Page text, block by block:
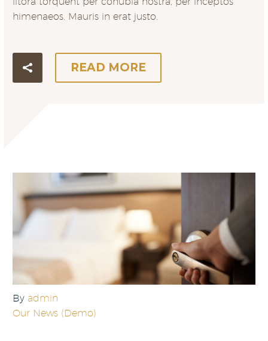
himenaeos. Mauris in erat justo.
READ MORE
By admin
Our News (Demo)